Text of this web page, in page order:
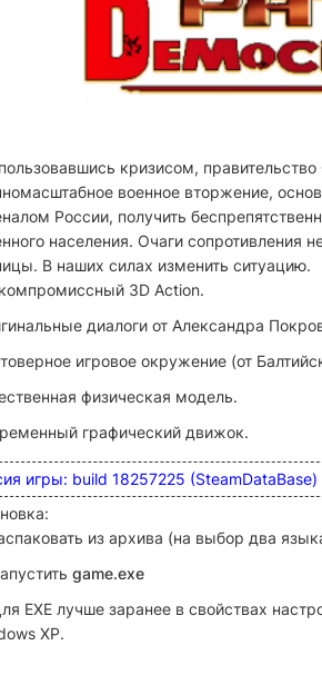
кризисом,
военное вторжение,
России, получить
населения. Очаги сопротивления
В наших силах изменить ситуацию.
3D Action.
диалоги от Александра
игровое окружение (от
физическая модель.
графический движок.
игры: build 18257225
из архива (на выбор два
game.exe
EXE лучше заранее в свойствах
XP.